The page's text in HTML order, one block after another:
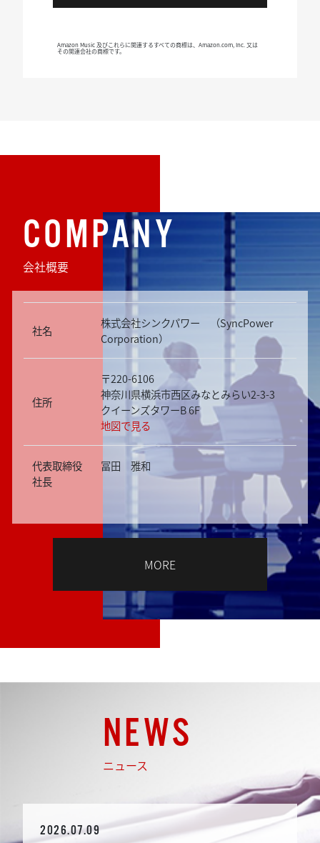
Amazon Music 及びこれらに関連するすべての商標は、Amazon.com, Inc. 又は
その関連会社の商標です。
COMPANY
会社概要
社名
株式会社シンクパワー （SyncPower
Corporation）
住所
〒220-6106
神奈川県横浜市西区みなとみらい2-3-3
クイーンズタワーB 6F
地図で見る
代表取締役
社長
冨田 雅和
MORE
NEWS
ニュース
2026.07.09